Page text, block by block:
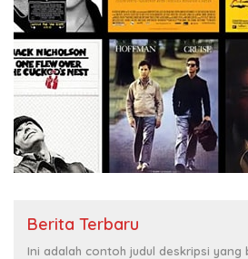
Berita Terbaru
Ini adalah contoh judul deskripsi yang